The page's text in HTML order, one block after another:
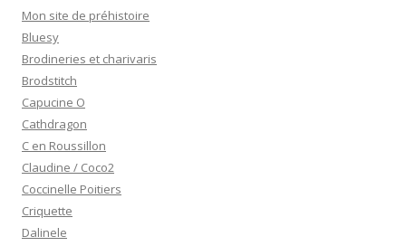
Mon site de préhistoire
Bluesy
Brodineries et charivaris
Brodstitch
Capucine O
Cathdragon
C en Roussillon
Claudine / Coco2
Coccinelle Poitiers
Criquette
Dalinele